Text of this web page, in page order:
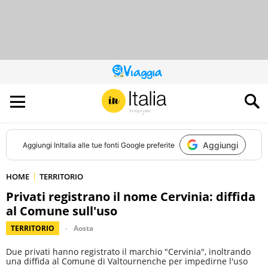
QUESTO
SITO
CONTRIBUISCE
ALL’AUDIENCE
DI
Aggiungi InItalia alle tue fonti Google preferite Aggiungi
HOME TERRITORIO
Privati registrano il nome Cervinia: diffida
al Comune sull'uso
TERRITORIO Aosta
Due privati hanno registrato il marchio "Cervinia", inoltrando
una diffida al Comune di Valtournenche per impedirne l'uso